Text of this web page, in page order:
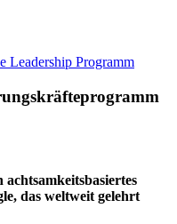
achtsamkeitsbasiertes
das weltweit gelehrt